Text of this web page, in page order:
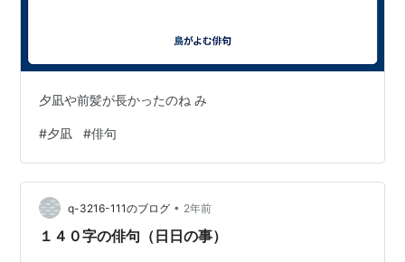
夕凪や前髪が長かったのね み
#夕凪 #俳句
q-3216-111のブログ • 2年前
１４０字の俳句（日日の事）